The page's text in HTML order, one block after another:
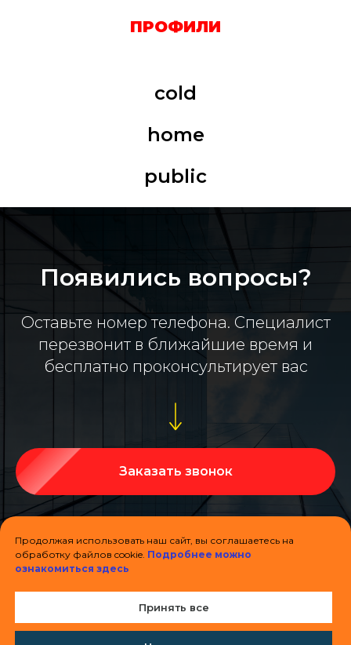
ПРОФИЛИ
cold
home
public
Появились вопросы?
Оставьте номер телефона. Специалист
перезвонит в ближайшие время и
бесплатно проконсультирует вас
Заказать звонок
info@kovalaifokna.ru
Изготовление и монтаж
Продолжая использовать наш сайт, вы соглашаетесь на
обработку файлов cookie. Подробнее можно
ознакомиться здесь
Принять все